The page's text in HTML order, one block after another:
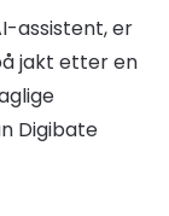
assistent, er
jakt etter en
Digibate